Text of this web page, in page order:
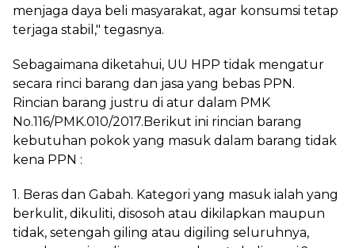
menjaga daya beli masyarakat, agar konsumsi tetap
terjaga stabil," tegasnya.
Sebagaimana diketahui, UU HPP tidak mengatur
secara rinci barang dan jasa yang bebas PPN.
Rincian barang justru di atur dalam PMK
No.116/PMK.010/2017.Berikut ini rincian barang
kebutuhan pokok yang masuk dalam barang tidak
kena PPN :
1. Beras dan Gabah. Kategori yang masuk ialah yang
berkulit, dikuliti, disosoh atau dikilapkan maupun
tidak, setengah giling atau digiling seluruhnya,